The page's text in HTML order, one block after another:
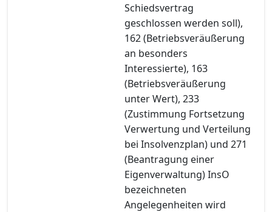
Schiedsvertrag
geschlossen werden soll),
162 (Betriebsveräußerung
an besonders
Interessierte), 163
(Betriebsveräußerung
unter Wert), 233
(Zustimmung Fortsetzung
Verwertung und Verteilung
bei Insolvenzplan) und 271
(Beantragung einer
Eigenverwaltung) InsO
bezeichneten
Angelegenheiten wird